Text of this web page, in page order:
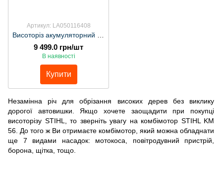
Артикул: LA050116408
9 499.0 грн/шт
В наявності
Купити
Незамінна річ для обрізання високих дерев без виклику
дорогої автовишки. Якщо хочете заощадити при покупці
висоторізу STIHL, то зверніть увагу на комбімотор STIHL KM
56. До того ж Ви отримаєте комбімотор, який можна обладнати
ще 7 видами насадок: мотокоса, повітродувний пристрій,
борона, щітка, тощо.